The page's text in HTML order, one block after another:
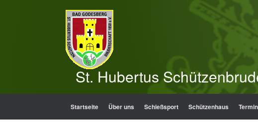
St. Hubertus
Startseite Über uns Schießsport Schützenhaus